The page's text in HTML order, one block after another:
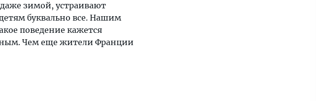
зимой, устраивают
буквально все. Нашим
поведение кажется
Чем еще жители Франции